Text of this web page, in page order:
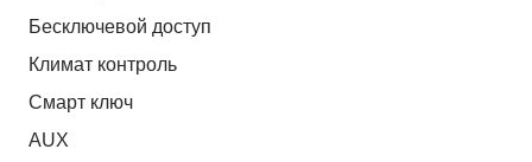
Бесключевой доступ
Климат контроль
Смарт ключ
AUX